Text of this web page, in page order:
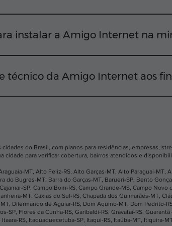
site ou chamar nossa equipe
instalar a Amigo Internet na
na sua residência em até 2 dias úteis.
técnico da Amigo Internet aos
do Brasil, com planos para residências, empresas,
cidade para verificar cobertura, bairros atendidos e
MT, Alto Feliz-RS, Alto Garças-MT, Alto Paraguai-MT,
do Bugres-MT, Barra do Garças-MT, Barueri-SP, Bento
Cajamar-SP, Campo Bom-RS, Campo Grande-MS, Campo Novo
MT, Caxias do Sul-RS, Chapada dos Guimarães-MT,
, Dilermando de Aguiar-RS, Dom Aquino-MT, Dom Pedrito-
SP, Flores da Cunha-RS, Garibaldi-RS, Gravataí-RS,
Itaara-RS, Itaquaquecetuba-SP, Itaqui-RS, Itaúba-MT, Itiquira-